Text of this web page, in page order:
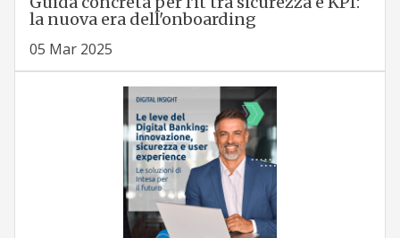
la nuova era dell'onboarding
05 Mar 2025